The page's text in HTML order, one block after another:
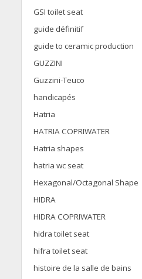
GSI toilet seat
guide définitif
guide to ceramic production
GUZZINI
Guzzini-Teuco
handicapés
Hatria
HATRIA COPRIWATER
Hatria shapes
hatria wc seat
Hexagonal/Octagonal Shape
HIDRA
HIDRA COPRIWATER
hidra toilet seat
hifra toilet seat
histoire de la salle de bains